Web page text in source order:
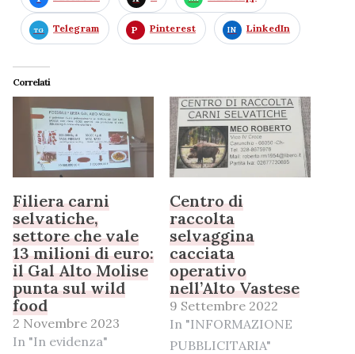
Telegram Pinterest LinkedIn
Correlati
Filiera carni
selvatiche,
settore che vale
13 milioni di euro:
il Gal Alto Molise
punta sul wild
food
2 Novembre 2023
In "In evidenza"
Centro di
raccolta
selvaggina
cacciata
operativo
nell’Alto Vastese
9 Settembre 2022
In "INFORMAZIONE
PUBBLICITARIA"